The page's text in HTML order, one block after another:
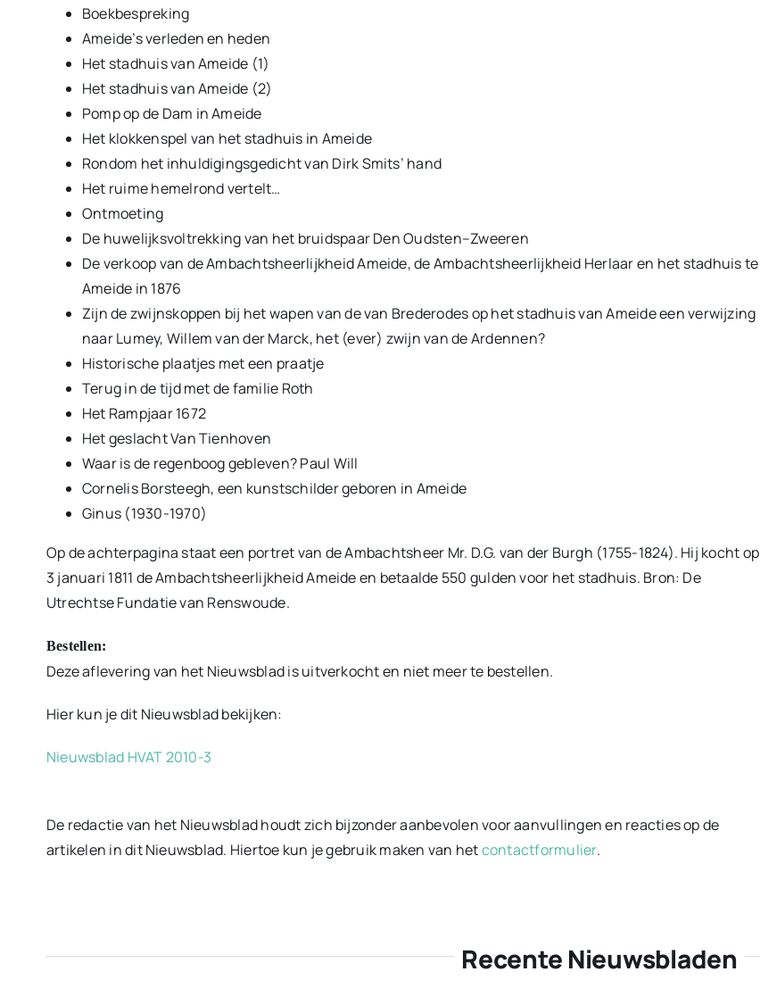
Boekbespreking
Ameide’s verleden en heden
Het stadhuis van Ameide (1)
Het stadhuis van Ameide (2)
Pomp op de Dam in Ameide
Het klokkenspel van het stadhuis in Ameide
Rondom het inhuldigingsgedicht van Dirk Smits’ hand
Het ruime hemelrond vertelt…
Ontmoeting
De huwelijksvoltrekking van het bruidspaar Den Oudsten–Zweeren
De verkoop van de Ambachtsheerlijkheid Ameide, de Ambachtsheerlijkheid Herlaar en het stadhuis te
Ameide in 1876
Zijn de zwijnskoppen bij het wapen van de van Brederodes op het stadhuis van Ameide een verwijzing
naar Lumey, Willem van der Marck, het (ever) zwijn van de Ardennen?
Historische plaatjes met een praatje
Terug in de tijd met de familie Roth
Het Rampjaar 1672
Het geslacht Van Tienhoven
Waar is de regenboog gebleven? Paul Will
Cornelis Borsteegh, een kunstschilder geboren in Ameide
Ginus (1930-1970)
Op de achterpagina staat een portret van de Ambachtsheer Mr. D.G. van der Burgh (1755-1824). Hij kocht op
3 januari 1811 de Ambachtsheerlijkheid Ameide en betaalde 550 gulden voor het stadhuis. Bron: De
Utrechtse Fundatie van Renswoude.
Bestellen:
Deze aflevering van het Nieuwsblad is uitverkocht en niet meer te bestellen.
Hier kun je dit Nieuwsblad bekijken:
Nieuwsblad HVAT 2010-3
De redactie van het Nieuwsblad houdt zich bijzonder aanbevolen voor aanvullingen en reacties op de
artikelen in dit Nieuwsblad. Hiertoe kun je gebruik maken van hetcontactformulier.
Recente Nieuwsbladen